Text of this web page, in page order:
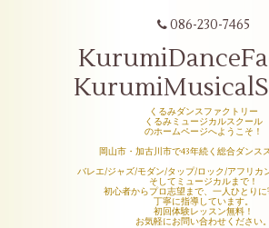
086-230-7465
くるみダンスファクトリー
くるみミュージカルスクール
のホームページへようこそ！
岡山市・加古川市で43年続く総合ダンス
バレエ/ジャズ/モダン/タップ/ロック/アフリカ
そしてミュージカルまで！
初心者からプロ志望まで、一人ひとり
丁寧に指導しています。
初回体験レッスン無料！
お気軽にお問い合わせください。